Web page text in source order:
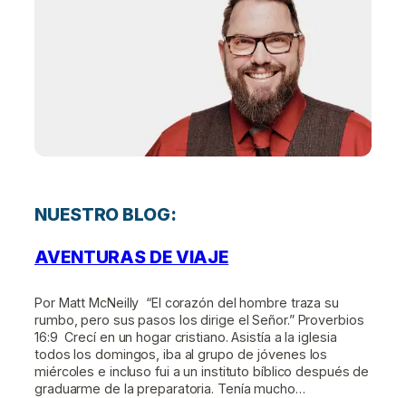
NUESTRO BLOG:
AVENTURAS DE VIAJE
Por Matt McNeilly “El corazón del hombre traza su
rumbo, pero sus pasos los dirige el Señor.” Proverbios
16:9 Crecí en un hogar cristiano. Asistía a la iglesia
todos los domingos, iba al grupo de jóvenes los
miércoles e incluso fui a un instituto bíblico después de
graduarme de la preparatoria. Tenía mucho…